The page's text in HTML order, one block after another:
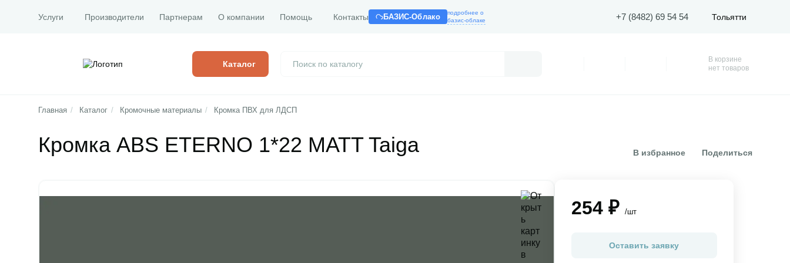
Услуги Производители Партнерам О компании Помощь Контакты БАЗИС-Облако
подробнее о
базис-облаке
+7 (8482) 69 54 54 Тольятти
Каталог Корзина
В корзине
нет товаров
Главная / Каталог / Кромочные материалы / Кромка ПВХ для ЛДСП
Кромка ABS ETERNO 1*22 MATT Taiga В избранное Поделиться
254 ₽ /шт
Оставить заявку